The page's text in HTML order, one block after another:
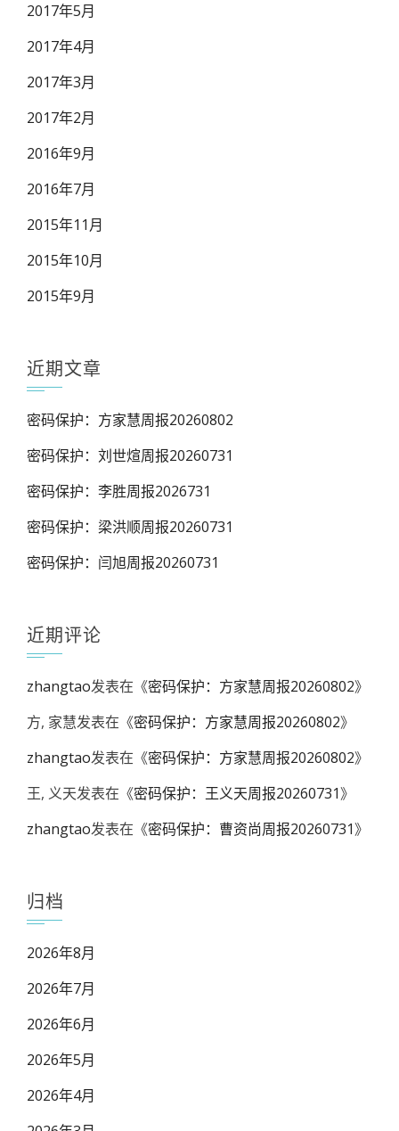
2017年5月
2017年4月
2017年3月
2017年2月
2016年9月
2016年7月
2015年11月
2015年10月
2015年9月
近期文章
密码保护：方家慧周报20260802
密码保护：刘世煊周报20260731
密码保护：李胜周报2026731
密码保护：梁洪顺周报20260731
密码保护：闫旭周报20260731
近期评论
zhangtao发表在《密码保护：方家慧周报20260802》
方, 家慧发表在《密码保护：方家慧周报20260802》
zhangtao发表在《密码保护：方家慧周报20260802》
王, 义天发表在《密码保护：王义天周报20260731》
zhangtao发表在《密码保护：曹资尚周报20260731》
归档
2026年8月
2026年7月
2026年6月
2026年5月
2026年4月